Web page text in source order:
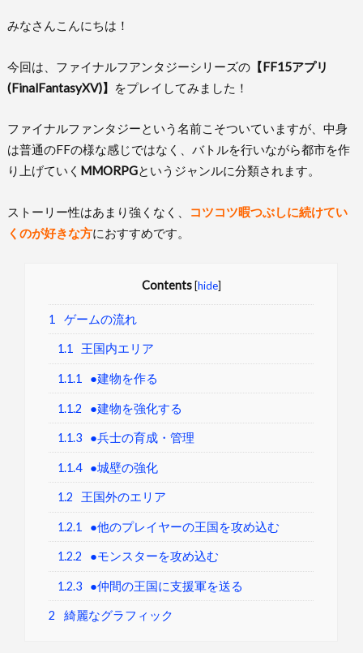
みなさんこんにちは！
今回は、ファイナルフアンタジーシリーズの【FF15アプリ
(FinalFantasyXV)】
をプレイしてみました！
ファイナルファンタジーという名前こそついていますが、中身
は普通のFFの様な感じではなく、バトルを行いながら都市を作
り上げていく MMORPGというジャンルに分類されます。
ストーリー性はあまり強くなく、
コツコツ暇つぶしに続けてい
くのが好きな方におすすめです。
Contents [hide]
1 ゲームの流れ
1.1 王国内エリア
1.1.1 ●建物を作る
1.1.2 ●建物を強化する
1.1.3 ●兵士の育成・管理
1.1.4 ●城壁の強化
1.2 王国外のエリア
1.2.1 ●他のプレイヤーの王国を攻め込む
1.2.2 ●モンスターを攻め込む
1.2.3 ●仲間の王国に支援軍を送る
2 綺麗なグラフィック